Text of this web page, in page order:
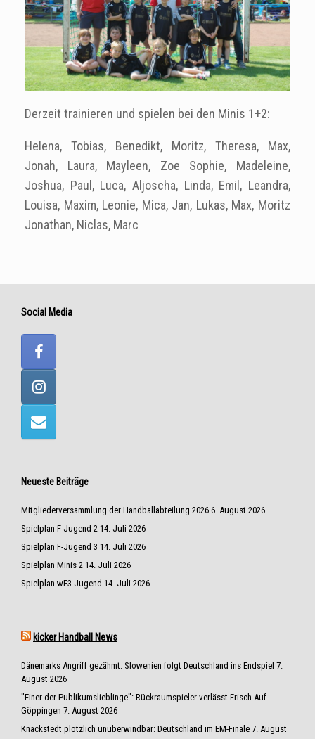
Derzeit trainieren und spielen bei den Minis 1+2:
Helena, Tobias, Benedikt, Moritz, Theresa, Max,
Jonah, Laura, Mayleen, Zoe Sophie, Madeleine,
Joshua, Paul, Luca, Aljoscha, Linda, Emil, Leandra,
Louisa, Maxim, Leonie, Mica, Jan, Lukas, Max, Moritz
Jonathan, Niclas, Marc
Social Media
Neueste Beiträge
Mitgliederversammlung der Handballabteilung 2026 6. August 2026
Spielplan F-Jugend 2 14. Juli 2026
Spielplan F-Jugend 3 14. Juli 2026
Spielplan Minis 2 14. Juli 2026
Spielplan wE3-Jugend 14. Juli 2026
kicker Handball News
Dänemarks Angriff gezähmt: Slowenien folgt Deutschland ins Endspiel 7.
August 2026
"Einer der Publikumslieblinge": Rückraumspieler verlässt Frisch Auf
Göppingen 7. August 2026
Knackstedt plötzlich unüberwindbar: Deutschland im EM-Finale 7. August